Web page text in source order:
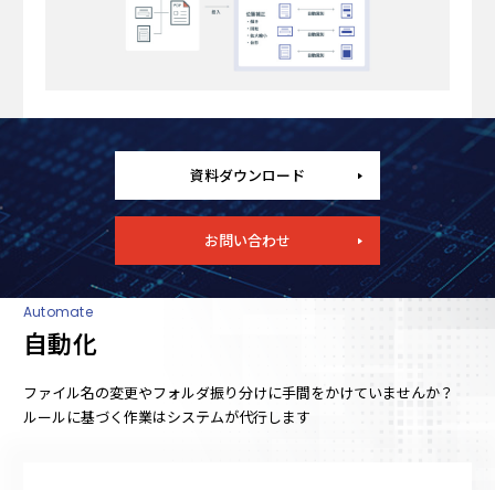
資料ダウンロード
お問い合わせ
Automate
自動化
ファイル名の変更やフォルダ振り分けに手間をかけていませんか？
ルールに基づく作業はシステムが代行します